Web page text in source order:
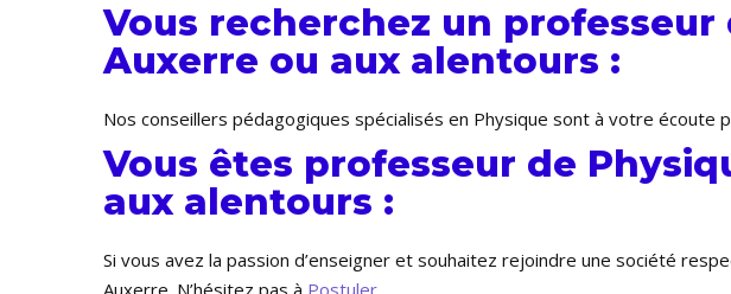
Vous recherchez un
Auxerre ou aux alentours :
Nos conseillers pédagogiques spécialisés en Physique sont à votre écoute
Vous êtes professeur de
aux alentours :
Si vous avez la passion d’enseigner et souhaitez rejoindre une société
Auxerre. N’hésitez pas à Postuler.